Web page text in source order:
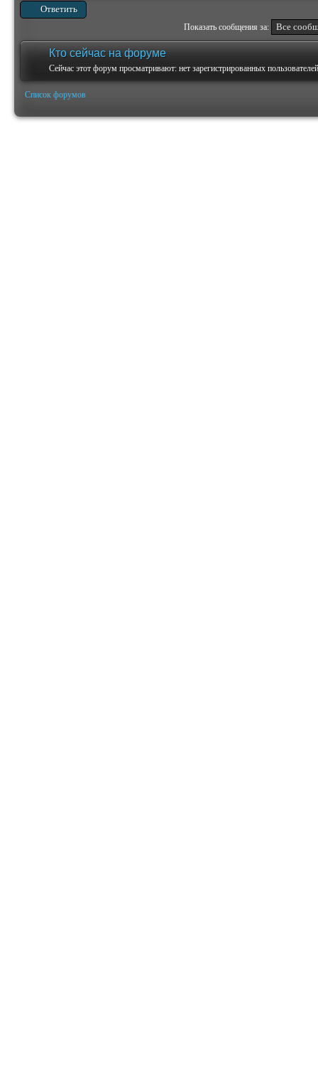
Ответить
Показать сообщения за:
Кто сейчас на форуме
Сейчас этот форум просматривают: нет зарегистрированных
Список форумов